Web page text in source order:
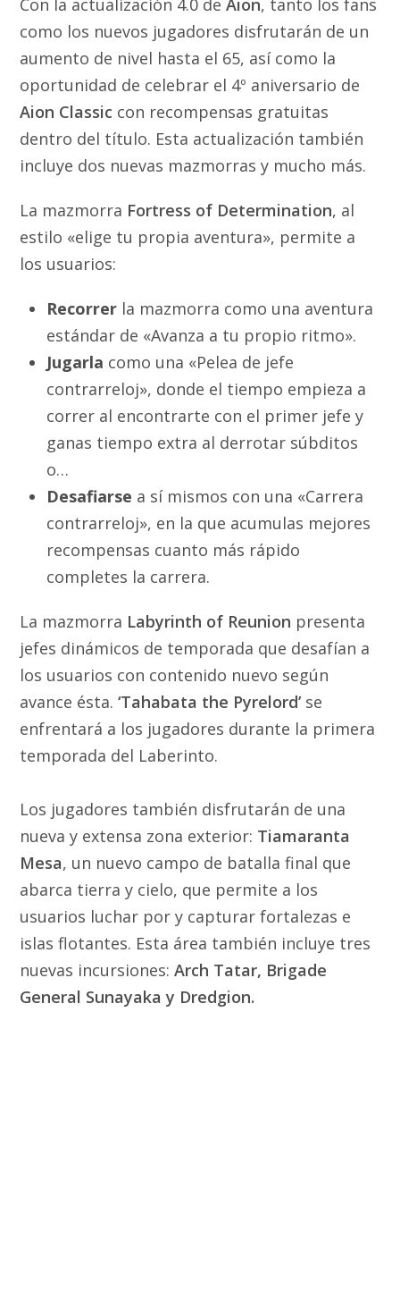
Con la actualización 4.0 deAion, tanto los fans
como los nuevos jugadores disfrutarán de un
aumento de nivel hasta el 65, así como la
oportunidad de celebrar el 4º aniversario de
Aion Classic con recompensas gratuitas
dentro del título. Esta actualización también
incluye dos nuevas mazmorras y mucho más.
La mazmorra Fortress of Determination, al
estilo «elige tu propia aventura», permite a
los usuarios:
Recorrer la mazmorra como una aventura
estándar de «Avanza a tu propio ritmo».
Jugarla como una «Pelea de jefe
contrarreloj», donde el tiempo empieza a
correr al encontrarte con el primer jefe y
ganas tiempo extra al derrotar súbditos
o…
Desafiarse a sí mismos con una «Carrera
contrarreloj», en la que acumulas mejores
recompensas cuanto más rápido
completes la carrera.
La mazmorra Labyrinth of Reunion presenta
jefes dinámicos de temporada que desafían a
los usuarios con contenido nuevo según
avance ésta.‘Tahabata the Pyrelord’se
enfrentará a los jugadores durante la primera
temporada del Laberinto.
Los jugadores también disfrutarán de una
nueva y extensa zona exterior: Tiamaranta
Mesa, un nuevo campo de batalla final que
abarca tierra y cielo, que permite a los
usuarios luchar por y capturar fortalezas e
islas flotantes. Esta área también incluye tres
nuevas incursiones:Arch Tatar, Brigade
General Sunayaka y Dredgion.